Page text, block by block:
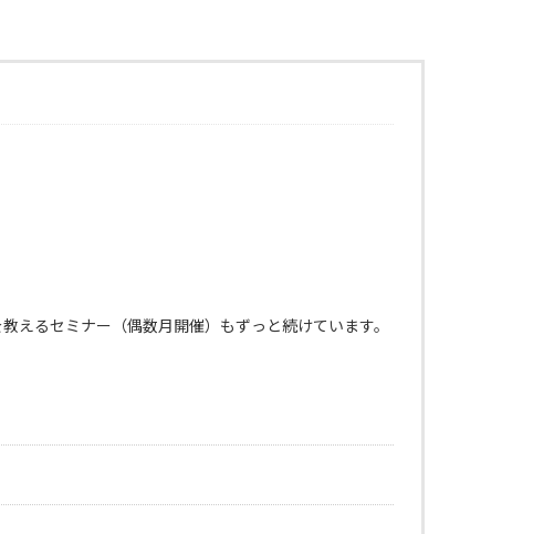
講習
売上を作ることができます。
えるセミナー（偶数月開催）もずっと続けています。